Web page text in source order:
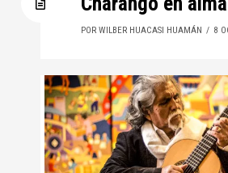
POR WILBER HUACASI HUAMÁN 8